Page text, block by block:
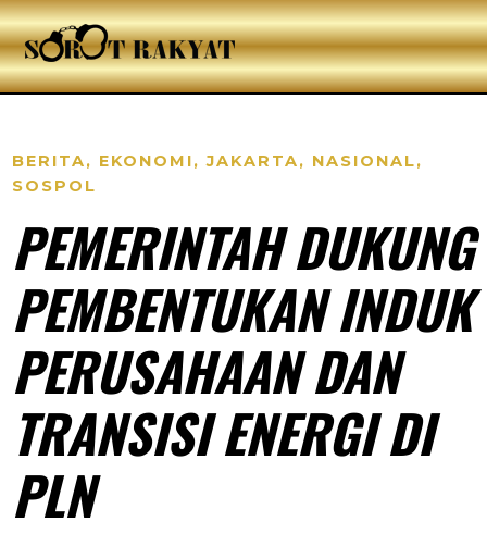
BERITA, EKONOMI,JAKARTA, NASIONAL,
SOSPOL
PEMERINTAH DUKUNG
PEMBENTUKAN INDUK
PERUSAHAAN DAN
TRANSISI ENERGI DI
PLN